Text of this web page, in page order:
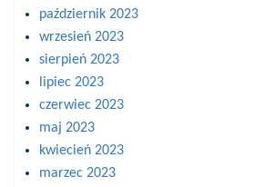
październik 2023
wrzesień 2023
sierpień 2023
lipiec 2023
czerwiec 2023
maj 2023
kwiecień 2023
marzec 2023